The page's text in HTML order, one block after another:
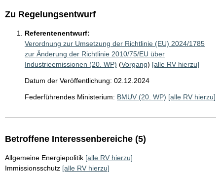
Zu Regelungsentwurf
Referentenentwurf:
Verordnung zur Umsetzung der Richtlinie (EU) 2024/1785
zur Änderung der Richtlinie 2010/75/EU über
Industrieemissionen (20. WP) (Vorgang) [alle RV hierzu]
Datum der Veröffentlichung: 02.12.2024
Federführendes Ministerium: BMUV (20. WP) [alle RV hierzu]
Betroffene Interessenbereiche (5)
Allgemeine Energiepolitik [alle RV hierzu]
Immissionsschutz [alle RV hierzu]